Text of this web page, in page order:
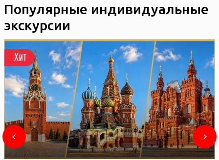
Популярные индивидуальные
экскурсии
Хит